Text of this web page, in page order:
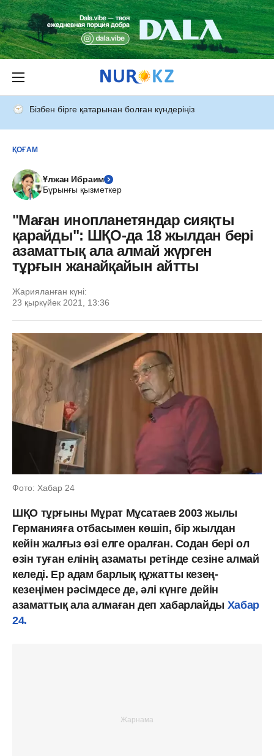
Бізбен бірге қатарынан болған күндеріңіз
ҚОҒАМ
Ұлжан Ибраим
Бұрынғы қызметкер
"Маған инопланетяндар сияқты
қарайды": ШҚО-да 18 жылдан бері
азаматтық ала алмай жүрген
тұрғын жанайқайын айтты
Жарияланған күні:
23 қыркүйек 2021, 13:36
Фото: Хабар 24
ШҚО тұрғыны Мұрат Мұсатаев 2003 жылы
Германияға отбасымен көшіп, бір жылдан
кейін жалғыз өзі елге оралған. Содан бері ол
өзін туған елінің азаматы ретінде сезіне алмай
келеді. Ер адам барлық құжатты кезең-
кезеңімен рәсімдесе де, әлі күнге дейін
азаматтық ала алмаған деп хабарлайды Хабар
24.